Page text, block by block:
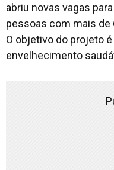
abriu novas vagas
pessoas com mais de
O objetivo do projeto
envelhecimento